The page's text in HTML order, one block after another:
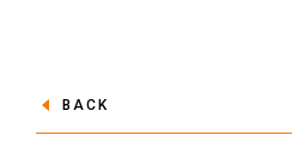
BACK